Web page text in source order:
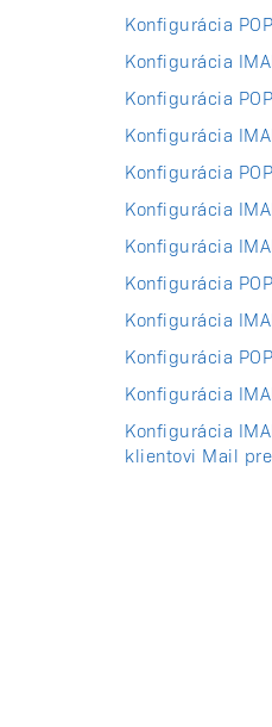
Konfigurácia
Konfigurácia
Konfigurácia
Konfigurácia
Konfigurácia
Konfigurácia
Konfigurácia
Konfigurácia
Konfigurácia
Konfigurácia
Konfigurácia
Konfigurácia
klientovi Mail